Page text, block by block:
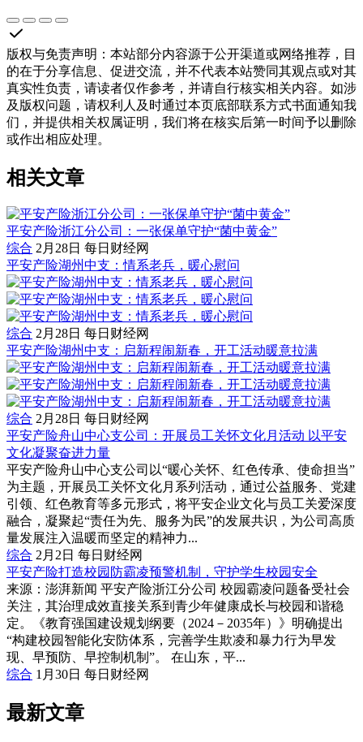
版权与免责声明 ： 本站部分内容源于公开渠道或网络推荐，目
的在于分享信息、促进交流，并不代表本站赞同其观点或对其
真实性负责，请读者仅作参考，并请自行核实相关内容。如涉
及版权问题，请权利人及时通过本页底部联系方式书面通知我
们，并提供相关权属证明，我们将在核实后第一时间予以删除
或作出相应处理。
相关文章
平安产险浙江分公司：一张保单守护“菌中黄金”
综合 2月28日 每日财经网
平安产险湖州中支：情系老兵，暖心慰问
综合 2月28日 每日财经网
平安产险湖州中支：启新程闹新春，开工活动暖意拉满
综合 2月28日 每日财经网
平安产险舟山中心支公司：开展员工关怀文化月活动 以平安
文化凝聚奋进力量
平安产险舟山中心支公司以“暖心关怀、红色传承、使命担当”
为主题，开展员工关怀文化月系列活动，通过公益服务、党建
引领、红色教育等多元形式，将平安企业文化与员工关爱深度
融合，凝聚起“责任为先、服务为民”的发展共识，为公司高质
量发展注入温暖而坚定的精神力...
综合 2月2日 每日财经网
平安产险打造校园防霸凌预警机制，守护学生校园安全
来源：澎湃新闻 平安产险浙江分公司 校园霸凌问题备受社会
关注，其治理成效直接关系到青少年健康成长与校园和谐稳
定。《教育强国建设规划纲要（2024－2035年）》明确提出
“构建校园智能化安防体系，完善学生欺凌和暴力行为早发
现、早预防、早控制机制”。 在山东，平...
综合 1月30日 每日财经网
最新文章